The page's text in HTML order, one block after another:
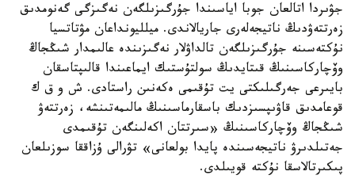
جۋىردا اتالعان جوبا اياسىندا جۇرگىزىلگەن نەگىزگى گەنومدىق
زەرتتەۋدىڭ ناتيجەلەرى جاريالاندى. ميلليونداعان مۋتاتسيا
نۇكتەسىنە جۇرگىزىلگەن تالداۋلار نەگىزىندە عالىمدار شىڭجاڭ
وۆچاركاسىنىڭ قىتايدىڭ سولتۇستىك ايماعىندا قالىپتاسقان
بايىرعى جەرگىلىكتى يت تۇقىمى ەكەنىن راستادى. ش و ق ك
قوعامدىق قاۋىپسىزدىك باسقارماسىنىڭ مالىمەتىنشە، زەرتتەۋ
شىڭجاڭ وۆچاركاسىنىڭ «سىرتتان اكەلىنگەن تۇقىمدى
جەتىلدىرۋ ناتيجەسىندە پايدا بولعانى» تۋرالى ۇزاققا سوزىلعان
پىكىرتالاسقا نۇكتە قويىلدى.